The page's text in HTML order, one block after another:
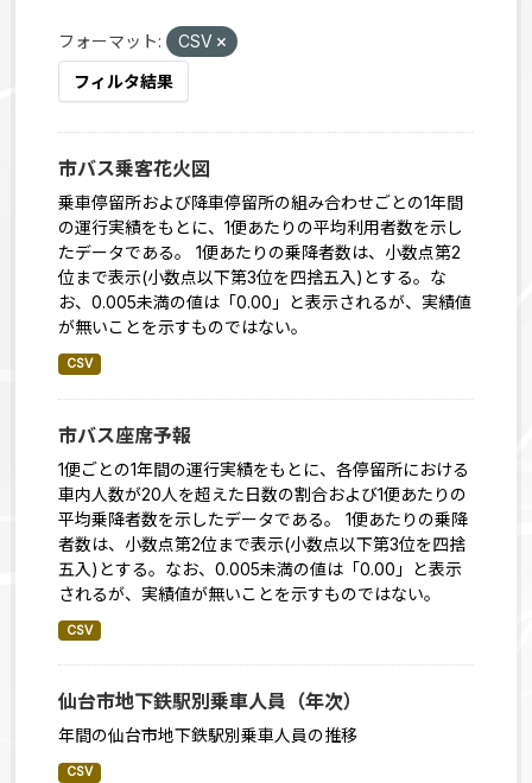
フォーマット:
CSV
フィルタ結果
市バス乗客花火図
乗車停留所および降車停留所の組み合わせごとの1年間
の運行実績をもとに、1便あたりの平均利用者数を示し
たデータである。 1便あたりの乗降者数は、小数点第2
位まで表示(小数点以下第3位を四捨五入)とする。な
お、0.005未満の値は「0.00」と表示されるが、実績値
が無いことを示すものではない。
CSV
市バス座席予報
1便ごとの1年間の運行実績をもとに、各停留所における
車内人数が20人を超えた日数の割合および1便あたりの
平均乗降者数を示したデータである。 1便あたりの乗降
者数は、小数点第2位まで表示(小数点以下第3位を四捨
五入)とする。なお、0.005未満の値は「0.00」と表示
されるが、実績値が無いことを示すものではない。
CSV
仙台市地下鉄駅別乗車人員（年次）
年間の仙台市地下鉄駅別乗車人員の推移
CSV